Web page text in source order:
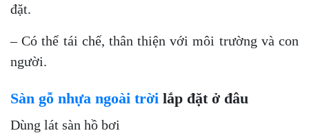
đặt.
– Có thể tái chế, thân thiện với môi trường và con
người.
Sàn gỗ nhựa ngoài trời lắp đặt ở đâu
Dùng lát sàn hồ bơi